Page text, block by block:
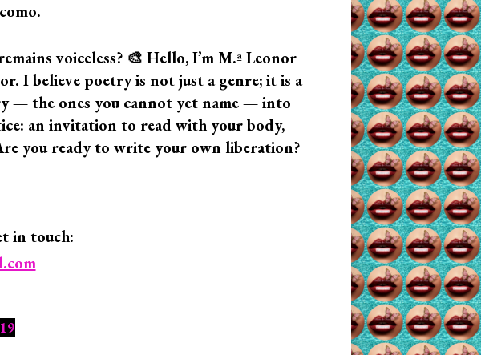
voiceless? 🎨 Hello, I’m M.ª Leonor
I believe poetry is not just a genre; it is a
— the ones you cannot yet name — into
an invitation to read with your body,
you ready to write your own liberation?
in touch: